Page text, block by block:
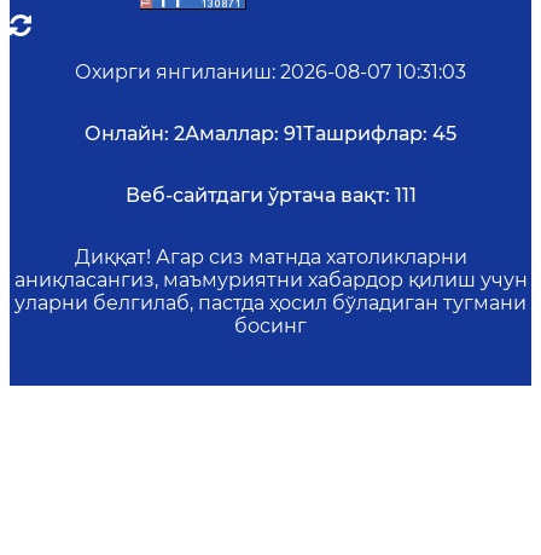
Охирги янгиланиш: 2026-08-07 10:31:03
Онлайн: 2Амаллар: 91Ташрифлар: 45
Веб-сайтдаги ўртача вақт: 111
Диққат! Агар сиз матнда хатоликларни
аниқласангиз, маъмуриятни хабардор қилиш учун
уларни белгилаб, пастда ҳосил бўладиган тугмани
босинг